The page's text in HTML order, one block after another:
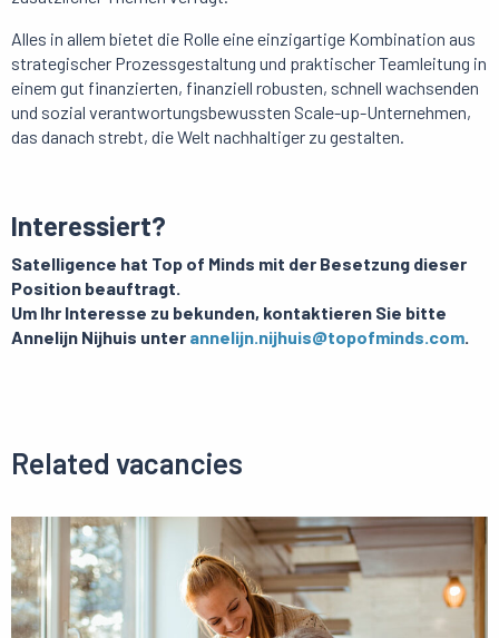
Alles in allem bietet die Rolle eine einzigartige Kombination aus
strategischer Prozessgestaltung und praktischer Teamleitung in
einem gut finanzierten, finanziell robusten, schnell wachsenden
und sozial verantwortungsbewussten Scale-up-Unternehmen,
das danach strebt, die Welt nachhaltiger zu gestalten.
Interessiert?
Satelligence hat Top of Minds mit der Besetzung dieser
Position beauftragt.
Um Ihr Interesse zu bekunden, kontaktieren Sie bitte
Annelijn Nijhuis unter annelijn.nijhuis@topofminds.com
Related vacancies